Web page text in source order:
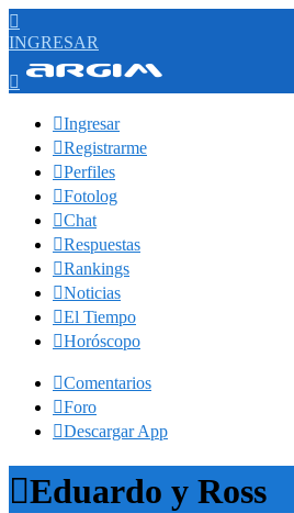

INGRESAR

Ingresar
Registrarme
Perfiles
Fotolog
Chat
Respuestas
Rankings
Noticias
El Tiempo
Horóscopo
Comentarios
Foro
Descargar App
Eduardo y Ross